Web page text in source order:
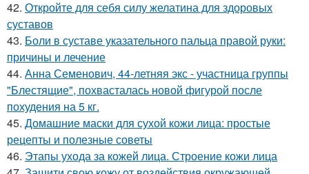
42. Откройте для себя силу желатина для здоровых
суставов
43. Боли в суставе указательного пальца правой руки:
причины и лечение
44. Анна Семенович, 44-летняя экс - участница группы
"Блестящие", похвасталась новой фигурой после
похудения на 5 кг.
45. Домашние маски для сухой кожи лица: простые
рецепты и полезные советы
46. Этапы ухода за кожей лица. Строение кожи лица